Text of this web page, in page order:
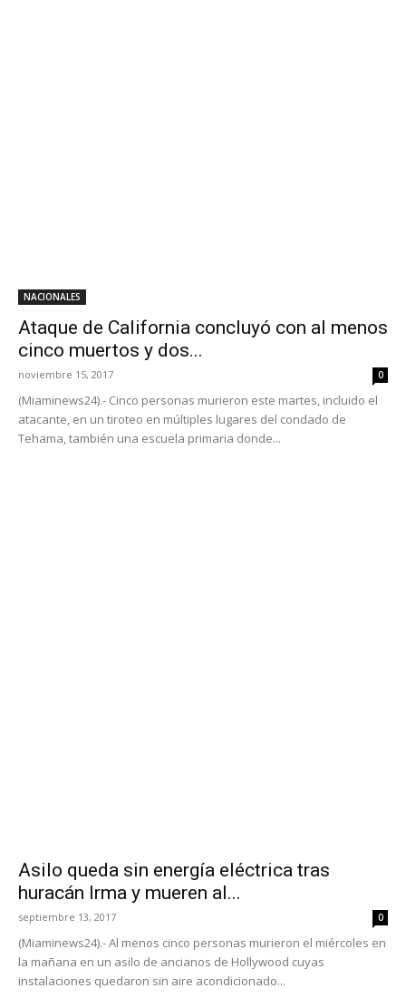
NACIONALES
Ataque de California concluyó con al menos
cinco muertos y dos...
noviembre 15, 2017 0
(Miaminews24).- Cinco personas murieron este martes, incluido el
atacante, en un tiroteo en múltiples lugares del condado de
Tehama, también una escuela primaria donde...
Asilo queda sin energía eléctrica tras
huracán Irma y mueren al...
septiembre 13, 2017 0
(Miaminews24).- Al menos cinco personas murieron el miércoles en
la mañana en un asilo de ancianos de Hollywood cuyas
instalaciones quedaron sin aire acondicionado...